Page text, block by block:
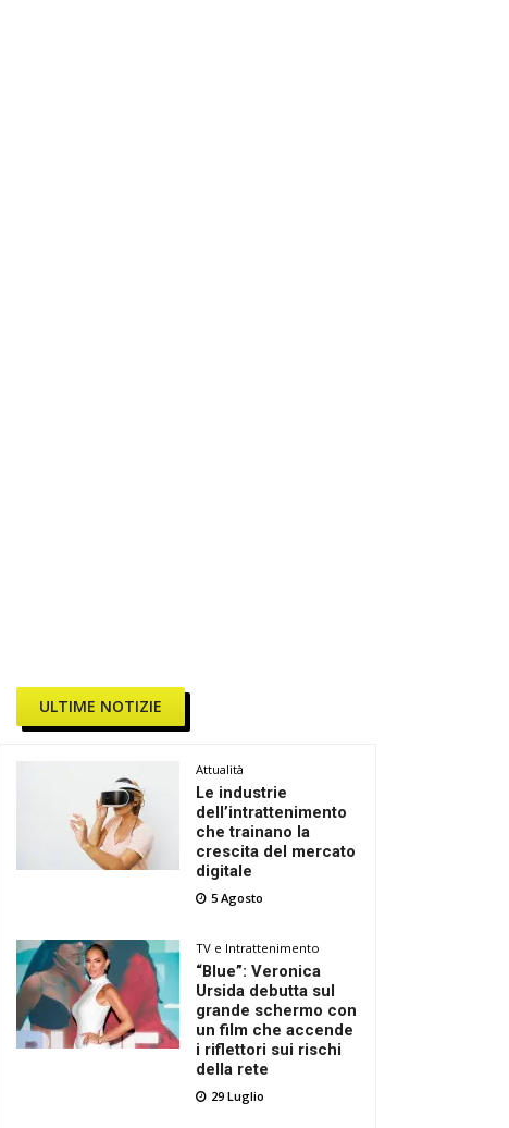
ULTIME NOTIZIE
Attualità
Le industrie
dell’intrattenimento
che trainano la
crescita del mercato
digitale
5 Agosto
TV e Intrattenimento
“Blue”: Veronica
Ursida debutta sul
grande schermo con
un film che accende
i riflettori sui rischi
della rete
29 Luglio